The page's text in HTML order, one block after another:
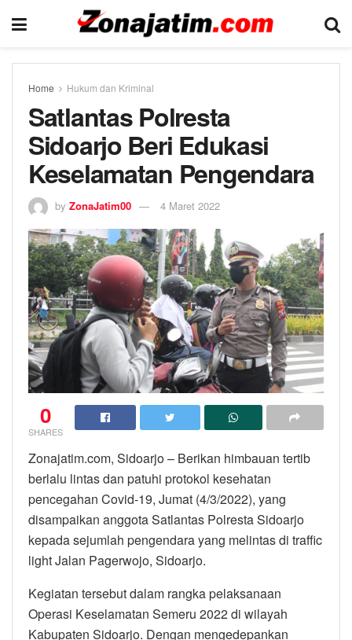
Home Hukum dan Kriminal
Satlantas Polresta
Sidoarjo Beri Edukasi
Keselamatan Pengendara
by ZonaJatim00 4 Maret 2022
0
SHARES
Zonajatim.com, Sidoarjo – Berikan himbauan tertib
berlalu lintas dan patuhi protokol kesehatan
pencegahan Covid-19, Jumat (4/3/2022), yang
disampaikan anggota Satlantas Polresta Sidoarjo
kepada sejumlah pengendara yang melintas di traffic
light Jalan Pagerwojo, Sidoarjo.
Kegiatan tersebut dalam rangka pelaksanaan
Operasi Keselamatan Semeru 2022 di wilayah
Kabupaten Sidoarjo. Dengan mengedepankan